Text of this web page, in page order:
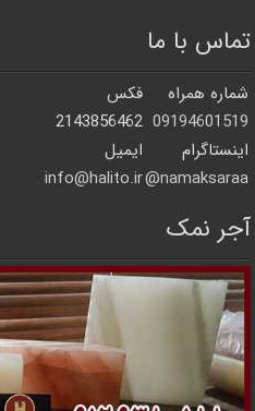
تماس با ما
شماره همراه
فکس
09194601519
2143856462
اینستاگرام
ایمیل
namaksaraa@
info@halito.ir
آجر نمک